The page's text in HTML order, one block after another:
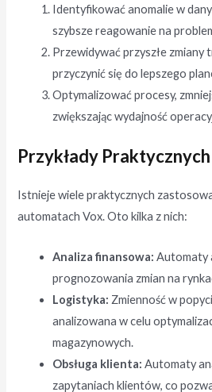
Identyfikować anomalie w
szybsze reagowanie na
Przewidywać przyszłe zmiany
przyczynić się do lepszego
Optymalizować procesy,
zwiększając wydajność
Przykłady
Istnieje wiele praktycznych
automatach Vox. Oto kilka z nich:
Analiza finansowa: Automaty
prognozowania zmian na
Logistyka: Zmienność w
analizowana w celu
magazynowych.
Obsługa klienta: Automaty
zapytaniach klientów, co